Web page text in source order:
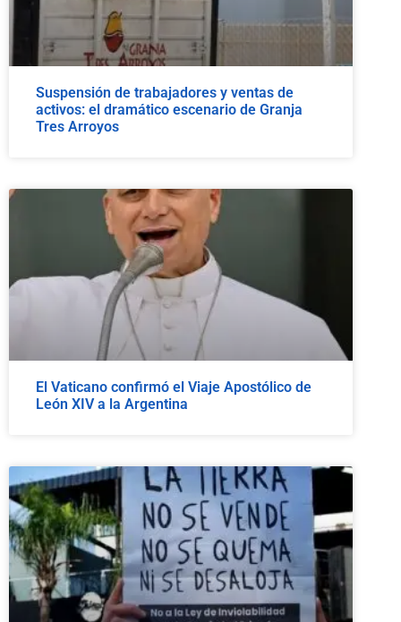
Suspensión de trabajadores y ventas de
activos: el dramático escenario de Granja
Tres Arroyos
El Vaticano confirmó el Viaje Apostólico de
León XIV a la Argentina